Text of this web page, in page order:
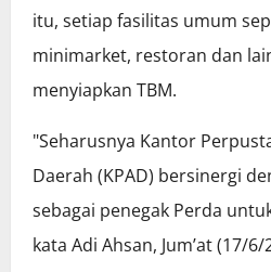
itu, setiap fasilitas umum
minimarket, restoran dan
menyiapkan TBM.
"Seharusnya Kantor
Daerah (KPAD) bersinergi
sebagai penegak Perda
kata Adi Ahsan, Jum’at (17/6/